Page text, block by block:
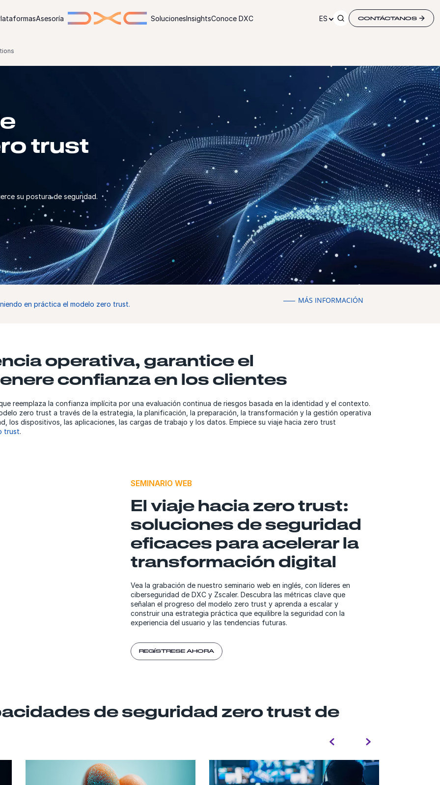
Asesoría SolucionesInsightsConoce DXC ES CONTÁCTANOS
trust
su postura de seguridad.
en práctica el modelo zero trust. MÁS INFORMACIÓN
operativa, garantice el
confianza en los clientes
reemplaza la confianza implícita por una evaluación continua de riesgos basada en la identidad y el contexto.
zero trust a través de la estrategia, la planificación, la preparación, la transformación y la gestión operativa
los dispositivos, las aplicaciones, las cargas de trabajo y los datos. Empiece su viaje hacia zero trust
trust.
SEMINARIO WEB
El viaje hacia zero trust:
soluciones de seguridad
eficaces para acelerar la
transformación digital
Vea la grabación de nuestro seminario web en inglés, con líderes en
ciberseguridad de DXC y Zscaler. Descubra las métricas clave que
señalan el progreso del modelo zero trust y aprenda a escalar y
construir una estrategia práctica que equilibre la seguridad con la
experiencia del usuario y las tendencias futuras.
REGÍSTRESE AHORA
de seguridad zero trust de